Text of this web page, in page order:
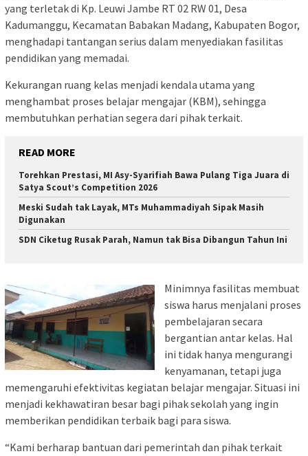
yang terletak di Kp. Leuwi Jambe RT 02 RW 01, Desa
Kadumanggu, Kecamatan Babakan Madang, Kabupaten Bogor,
menghadapi tantangan serius dalam menyediakan fasilitas
pendidikan yang memadai.
Kekurangan ruang kelas menjadi kendala utama yang
menghambat proses belajar mengajar (KBM), sehingga
membutuhkan perhatian segera dari pihak terkait.
READ MORE
Torehkan Prestasi, MI Asy-Syarifiah Bawa Pulang Tiga Juara di
Satya Scout’s Competition 2026
Meski Sudah tak Layak, MTs Muhammadiyah Sipak Masih
Digunakan
SDN Ciketug Rusak Parah, Namun tak Bisa Dibangun Tahun Ini
Minimnya fasilitas membuat
siswa harus menjalani proses
pembelajaran secara
bergantian antar kelas. Hal
ini tidak hanya mengurangi
kenyamanan, tetapi juga
memengaruhi efektivitas kegiatan belajar mengajar. Situasi ini
menjadi kekhawatiran besar bagi pihak sekolah yang ingin
memberikan pendidikan terbaik bagi para siswa.
“Kami berharap bantuan dari pemerintah dan pihak terkait